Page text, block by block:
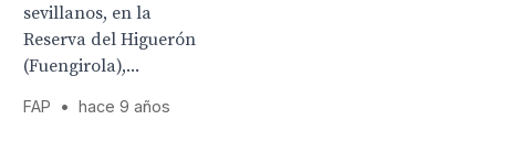
sevillanos, en la
Reserva del Higuerón
(Fuengirola),...
FAP • hace 9 años